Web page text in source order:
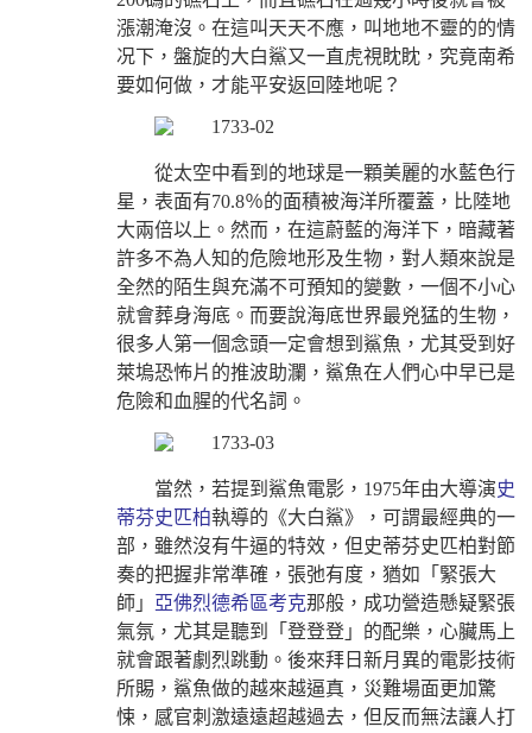
漲潮淹沒。在這叫天天不應，叫地地不靈的的情
况下，盤旋的大白鯊又一直虎視眈眈，究竟南希
要如何做，才能平安返回陸地呢？
從太空中看到的地球是一顆美麗的水藍色行
星，表面有70.8％的面積被海洋所覆蓋，比陸地
大兩倍以上。然而，在這蔚藍的海洋下，暗藏著
許多不為人知的危險地形及生物，對人類來說是
全然的陌生與充滿不可預知的變數，一個不小心
就會葬身海底。而要說海底世界最兇猛的生物，
很多人第一個念頭一定會想到鯊魚，尤其受到好
萊塢恐怖片的推波助瀾，鯊魚在人們心中早已是
危險和血腥的代名詞。
當然，若提到鯊魚電影，1975年由大導演史
蒂芬史匹柏執導的《大白鯊》，可謂最經典的一
部，雖然沒有牛逼的特效，但史蒂芬史匹柏對節
奏的把握非常準確，張弛有度，猶如「緊張大
師」
亞佛烈德希區考克那般，成功營造懸疑緊張
氣氛，尤其是聽到「登登登」的配樂，心臟馬上
就會跟著劇烈跳動。後來拜日新月異的電影技術
所賜，鯊魚做的越來越逼真，災難場面更加驚
悚，感官刺激遠遠超越過去，但反而無法讓人打